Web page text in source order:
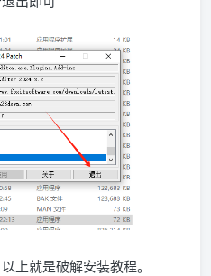
上就是破解安装教程。